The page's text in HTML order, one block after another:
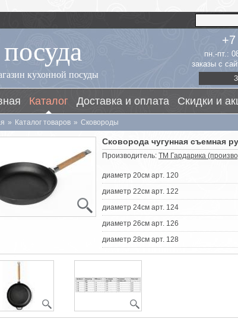
кухонной посуды
пн.-пт.:
заказы с
Каталог Доставка и оплата Скидки и
» Каталог товаров » Сковороды
Сковорода чугунная съемная
Производитель: ТМ Гардарика
диаметр 20см арт. 120
диаметр 22см арт. 122
диаметр 24см арт. 124
диаметр 26см арт. 126
диаметр 28см арт. 128